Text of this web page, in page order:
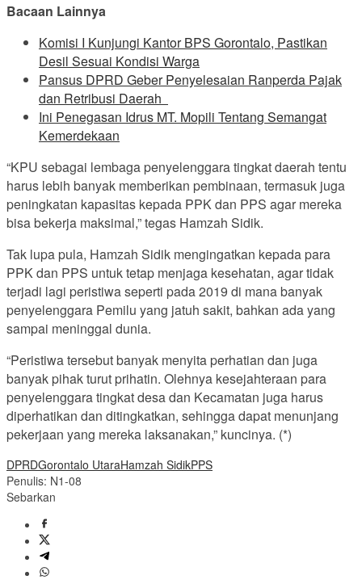
Bacaan Lainnya
Komisi I Kunjungi Kantor BPS Gorontalo, Pastikan
Desil Sesuai Kondisi Warga
Pansus DPRD Geber Penyelesaian Ranperda Pajak
dan Retribusi Daerah
Ini Penegasan Idrus MT. Mopili Tentang Semangat
Kemerdekaan
“KPU sebagai lembaga penyelenggara tingkat daerah tentu
harus lebih banyak memberikan pembinaan, termasuk juga
peningkatan kapasitas kepada PPK dan PPS agar mereka
bisa bekerja maksimal,” tegas Hamzah Sidik.
Tak lupa pula, Hamzah Sidik mengingatkan kepada para
PPK dan PPS untuk tetap menjaga kesehatan, agar tidak
terjadi lagi peristiwa seperti pada 2019 di mana banyak
penyelenggara Pemilu yang jatuh sakit, bahkan ada yang
sampai meninggal dunia.
“Peristiwa tersebut banyak menyita perhatian dan juga
banyak pihak turut prihatin. Olehnya kesejahteraan para
penyelenggara tingkat desa dan Kecamatan juga harus
diperhatikan dan ditingkatkan, sehingga dapat menunjang
pekerjaan yang mereka laksanakan,” kuncinya. (*)
DPRDGorontalo UtaraHamzah SidikPPS
Penulis: N1-08
Sebarkan